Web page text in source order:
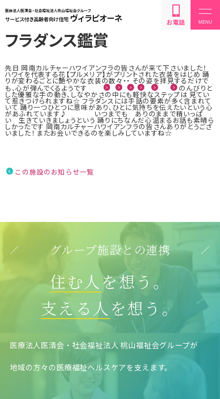
お電話
ご利用料金・居室
ご利用までの流れ
サービス内容
086-245-0202
フラダンス鑑賞
先日 岡南カルチャーハワイアンフラの皆さんが来て下さいました！
ハワイを代表する花【プルメリア】がプリントされた衣装をはじめ 踊
りが変わるごとに艶やかな衣装の数々・・ その姿を拝見するだけで
も、心が弾んでくるようです のんびりと
した優雅な手の動き、しなやかさの中にも軽快なステップは 見てい
て惹きつけられますね☆ フラダンスには手話の要素が多く含まれて
いて 踊り一つひとつに意味があり、ひとに気持ちを伝えたいという心
があふれています♪ いつまでも ありのままで精いっぱ
い 生きていきましょうという 踊りにちなんだ心温まるお話も素晴ら
しかったです 岡南カルチャーハワイアンフラの皆さんありがとうござ
いました！ またお会いできるのを楽しみしていますね☆
この施設のお知らせ一覧
グループ施設との連携
住む人を想う。
支える人 を想う。
医療法人医清会・社会福祉法人 桃山福祉会グループが
地域の方々の医療福祉ヘルスケアを支えます。